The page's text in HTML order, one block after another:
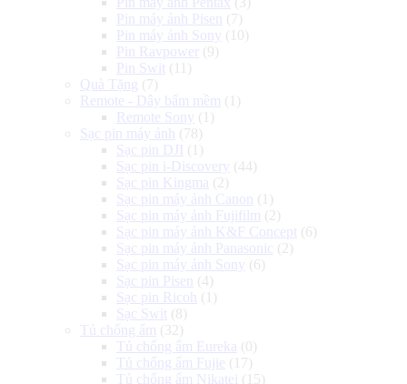
Pin máy ảnh Pisen
(7)
Pin máy ảnh Sony (10)
Pin Ravpower
(9)
Pin Swit (11)
Quà Tặng (7)
Remote - Dây bấm mềm (1)
Remote Sony (1)
Sạc pin máy ảnh
(78)
Sạc pin DJI (1)
Sạc pin i-Discovery (44)
Sạc pin Kingma (2)
Sạc pin máy ảnh Canon
(1)
Sạc pin máy ảnh Fujifilm (2)
Sạc pin máy ảnh K&F Concept (6)
Sạc pin máy ảnh Panasonic (2)
Sạc pin máy ảnh Sony (6)
Sạc pin Pisen
(4)
Sạc pin Ricoh
(1)
Sạc Swit (8)
Tủ chống ẩm (32)
Tủ chống ẩm Eureka (0)
Tủ chống ẩm Fujie (17)
Tủ chống ẩm Nikatei (15)